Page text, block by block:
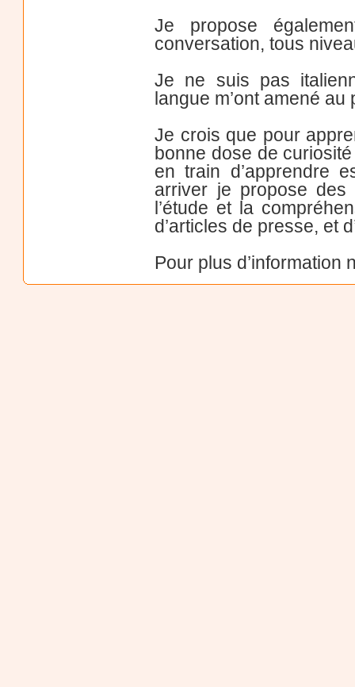
Je propose
conversation, tous
Je ne suis pas
langue m’ont amené
Je crois que pour
bonne dose de
en train d’apprendre
arriver je propose
l’étude et la
d’articles de presse, et
Pour plus d’information